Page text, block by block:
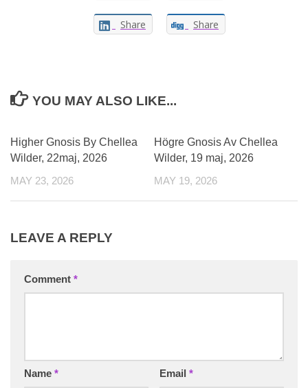
Share Share
YOU MAY ALSO LIKE...
Higher Gnosis By Chellea
Wilder, 22maj, 2026
MAY 23, 2026
Högre Gnosis Av Chellea
Wilder, 19 maj, 2026
MAY 19, 2026
LEAVE A REPLY
Comment *
Name * Email *